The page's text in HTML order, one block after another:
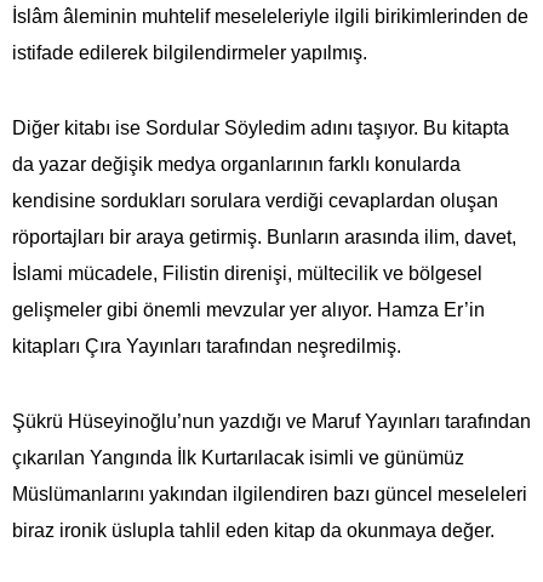
İslâm âleminin muhtelif meseleleriyle ilgili birikimlerinden de
istifade edilerek bilgilendirmeler yapılmış.
Diğer kitabı ise Sordular Söyledim adını taşıyor. Bu kitapta
da yazar değişik medya organlarının farklı konularda
kendisine sordukları sorulara verdiği cevaplardan oluşan
röportajları bir araya getirmiş. Bunların arasında ilim, davet,
İslami mücadele, Filistin direnişi, mültecilik ve bölgesel
gelişmeler gibi önemli mevzular yer alıyor. Hamza Er’in
kitapları Çıra Yayınları tarafından neşredilmiş.
Şükrü Hüseyinoğlu’nun yazdığı ve Maruf Yayınları tarafından
çıkarılan Yangında İlk Kurtarılacak isimli ve günümüz
Müslümanlarını yakından ilgilendiren bazı güncel meseleleri
biraz ironik üslupla tahlil eden kitap da okunmaya değer.